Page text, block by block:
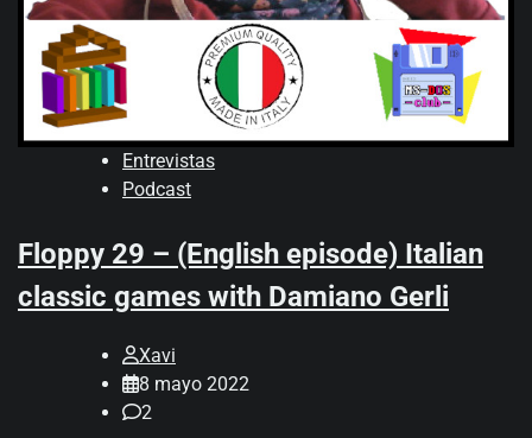
Entrevistas
Podcast
Floppy 29 – (English episode) Italian
classic games with Damiano Gerli
Xavi
8 mayo 2022
2